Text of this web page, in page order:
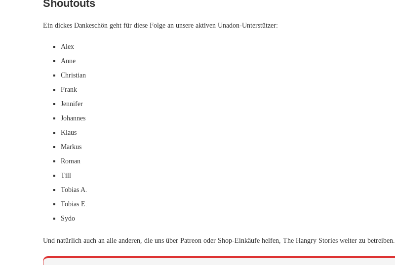
Shoutouts
Ein dickes Dankeschön geht für diese Folge an unsere aktiven Unadon-Unterstützer:
Alex
Anne
Christian
Frank
Jennifer
Johannes
Klaus
Markus
Roman
Till
Tobias A.
Tobias E.
Sydo
Und natürlich auch an alle anderen, die uns über Patreon oder Shop-Einkäufe helfen, The Hangry Stories weiter zu betreiben.